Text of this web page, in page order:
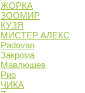
ЖОРКА
ЗООМИР
КУЗЯ
МИСТЕР АЛЕКС
Padovan
Закрома
Мавлюшев
Рио
ЧИКА